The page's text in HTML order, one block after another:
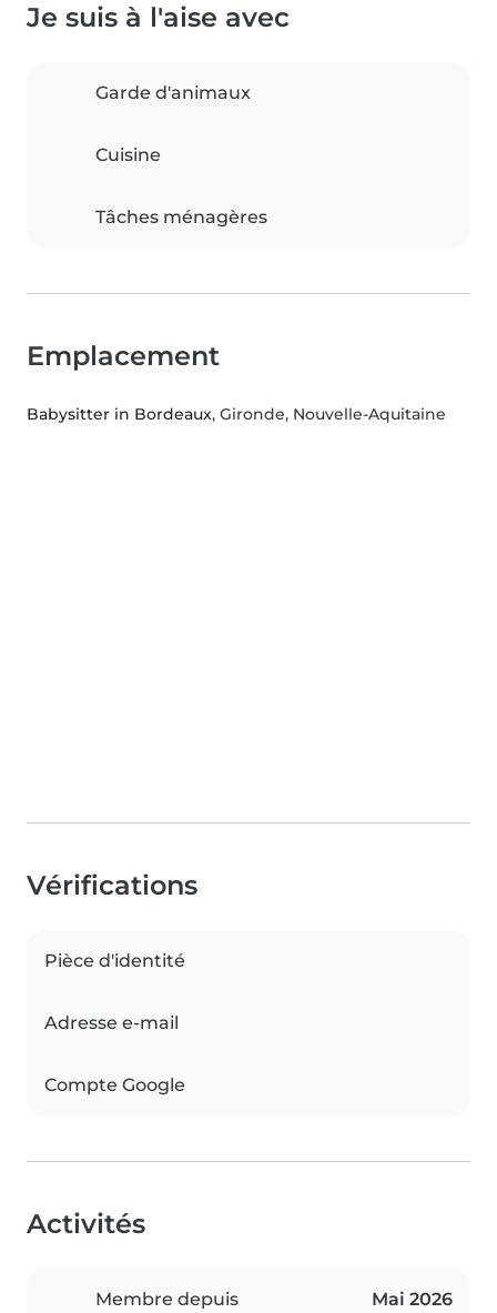
Je suis à l'aise avec
Garde d'animaux
Cuisine
Tâches ménagères
Emplacement
Babysitter in Bordeaux, Gironde, Nouvelle-Aquitaine
Vérifications
Pièce d'identité
Adresse e-mail
Compte Google
Activités
Membre depuis Mai 2026